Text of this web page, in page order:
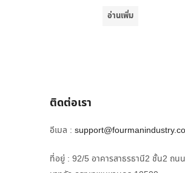
อ่านเพิ่ม
ติดต่อเรา
อีเมล :
ที่อยู่ : 92/5 อาคารสาธรธานี2 ชั้น2 ถน